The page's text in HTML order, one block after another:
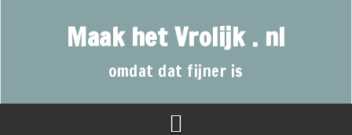
Maak het Vrolijk . nl
omdat dat fijner is